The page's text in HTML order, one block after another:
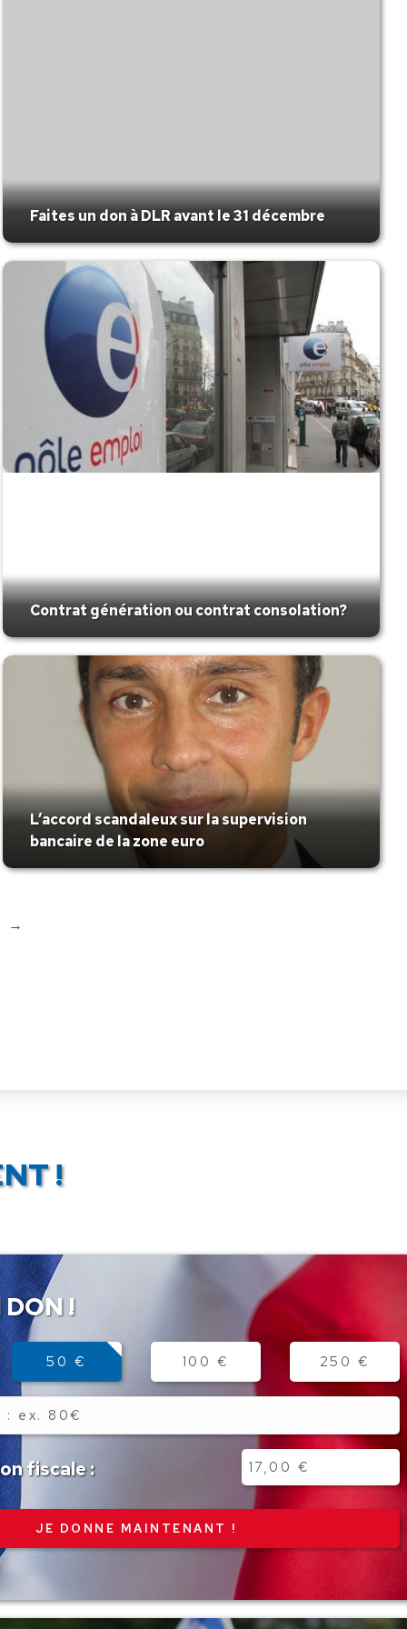
Faites un don à DLR avant le 31 décembre
Contrat génération ou contrat consolation?
L’accord scandaleux sur la supervision
bancaire de la zone euro
→
!
DON !
50 € 100 € 250 €
fiscale :